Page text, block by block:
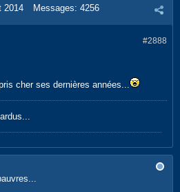
2014 Messages: 4256
#2888
cher ses dernières années...